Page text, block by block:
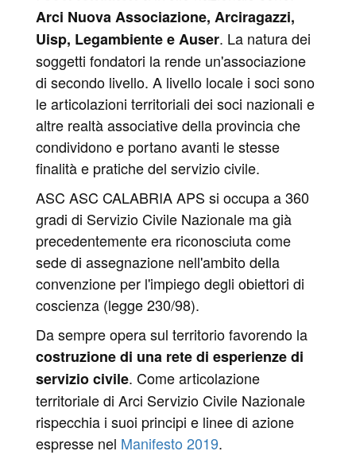
Arci Nuova Associazione, Arciragazzi,
Uisp, Legambiente e Auser. La natura dei
soggetti fondatori la rende un'associazione
di secondo livello. A livello locale i soci sono
le articolazioni territoriali dei soci nazionali e
altre realtà associative della provincia che
condividono e portano avanti le stesse
finalità e pratiche del servizio civile.
ASC ASC CALABRIA APS si occupa a 360
gradi di Servizio Civile Nazionale ma già
precedentemente era riconosciuta come
sede di assegnazione nell'ambito della
convenzione per l'impiego degli obiettori di
coscienza (legge 230/98).
Da sempre opera sul territorio favorendo la
costruzione di una rete di esperienze di
servizio civile. Come articolazione
territoriale di Arci Servizio Civile Nazionale
rispecchia i suoi principi e linee di azione
espresse nel Manifesto 2019.